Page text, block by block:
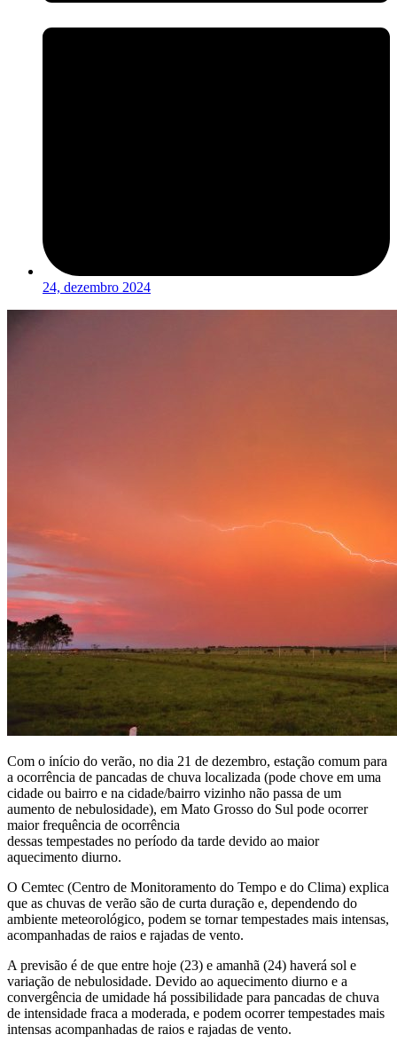
24, dezembro 2024
Com o início do verão, no dia 21 de dezembro, estação comum para
a ocorrência de pancadas de chuva localizada (pode chove em uma
cidade ou bairro e na cidade/bairro vizinho não passa de um
aumento de nebulosidade), em Mato Grosso do Sul pode ocorrer
maior frequência de ocorrência
dessas tempestades no período da tarde devido ao maior
aquecimento diurno.
O Cemtec (Centro de Monitoramento do Tempo e do Clima) explica
que as chuvas de verão são de curta duração e, dependendo do
ambiente meteorológico, podem se tornar tempestades mais intensas,
acompanhadas de raios e rajadas de vento.
A previsão é de que entre hoje (23) e amanhã (24) haverá sol e
variação de nebulosidade. Devido ao aquecimento diurno e a
convergência de umidade há possibilidade para pancadas de chuva
de intensidade fraca a moderada, e podem ocorrer tempestades mais
intensas acompanhadas de raios e rajadas de vento.